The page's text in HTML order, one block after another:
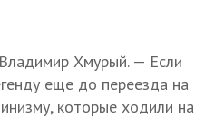
Хмурый. — Если
еще до переезда на
которые ходили на